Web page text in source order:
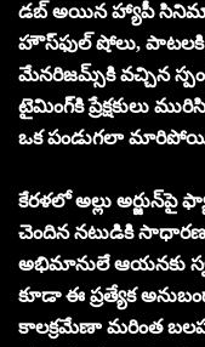
డబ్ అయిన హ్యాపీ సినిమా
హౌస్‌ఫుల్ షోలు, పాటలకి
మేనరిజమ్స్‌కి వచ్చిన
టైమింగ్‌కి ప్రేక్షకులు
ఒక పండుగలా
కేర‌ళ‌లో అల్లు అర్జున్‌పై
చెందిన న‌టుడికి
అభిమానులే ఆయ‌న‌కు
కూడా ఈ ప్రత్యేక
కాలక్రమేణా మరింత